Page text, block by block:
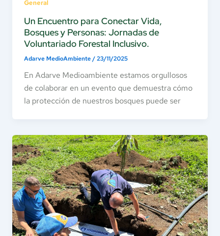
General
Un Encuentro para Conectar Vida,
Bosques y Personas: Jornadas de
Voluntariado Forestal Inclusivo.
Adarve MedioAmbiente/23/11/2025
En Adarve Medioambiente estamos orgullosos
de colaborar en un evento que demuestra cómo
la protección de nuestros bosques puede ser